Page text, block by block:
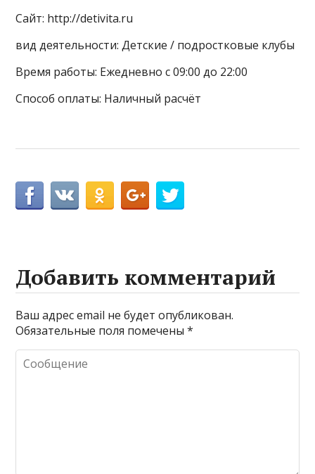
Сайт: http://detivita.ru
вид деятельности: Детские / подростковые клубы
Время работы: Ежедневно с 09:00 до 22:00
Способ оплаты: Наличный расчёт
Добавить комментарий
Ваш адрес email не будет опубликован.
Обязательные поля помечены*